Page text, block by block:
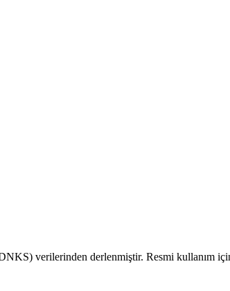
verilerinden derlenmiştir. Resmi kullanım